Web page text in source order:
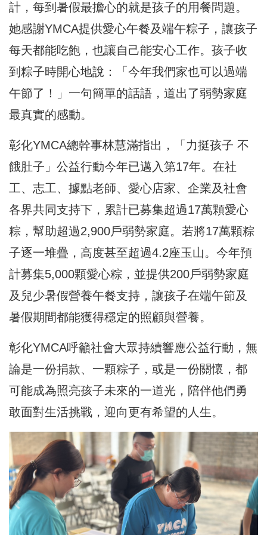
計，每到暑假最擔心的就是孩子的用餐問題。
她感謝YMCA提供愛心午餐及端午粽子，讓孩子
每天都能吃飽，也讓自己能安心工作。孩子收
到粽子時開心地說：「今年我們家也可以過端
午節了！」一句簡單的話語，道出了弱勢家庭
最真實的感動。
彰化YMCA總幹事林慧滿指出，「力挺孩子 不
餓肚子」公益行動今年已邁入第17年。在社
工、志工、據點老師、愛心店家、企業及社會
各界共同支持下，累計已募集超過17萬顆愛心
粽，幫助超過2,900戶弱勢家庭。若將17萬顆粽
子逐一堆疊，高度甚至超過4.2座玉山。今年預
計募集5,000顆愛心粽，並提供200戶弱勢家庭
及兒少暑假營養午餐支持，讓孩子在端午節及
暑假期間都能獲得穩定的照顧與營養。
彰化YMCA呼籲社會大眾持續響應公益行動，無
論是一份捐款、一顆粽子，或是一份關懷，都
可能成為照亮孩子未來的一道光，陪伴他們勇
敢面對生活挑戰，迎向更有希望的人生。